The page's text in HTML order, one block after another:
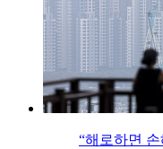
“해로하면 손